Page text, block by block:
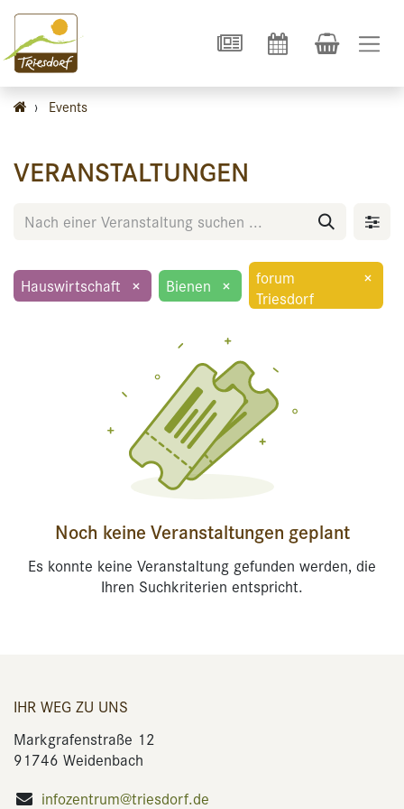
› Events
VERANSTALTUNGEN
Hauswirtschaft × Bienen ×
forum
Triesdorf
×
Noch keine Veranstaltungen geplant
Es konnte keine Veranstaltung gefunden werden, die
Ihren Suchkriterien entspricht.
IHR WEG ZU UNS
Markgrafenstraße 12
91746 Weidenbach
infozentrum@triesdorf.de